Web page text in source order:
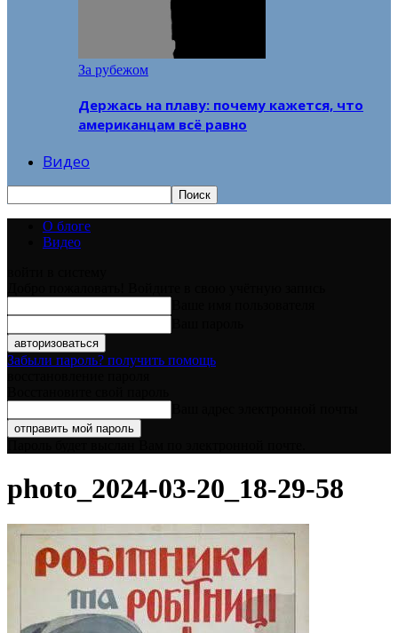
За рубежом
Держась на плаву: почему кажется, что
американцам всё равно
Видео
О блоге
Видео
Забыли пароль? получить помощь
photo_2024-03-20_18-29-58